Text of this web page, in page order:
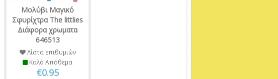
Μολύβι Μαγικό
Σφυρίχτρα The littlies
Διάφορα χρωματα
646513
Λίστα επιθυμιών
Καλό Απόθεμα
€0.95